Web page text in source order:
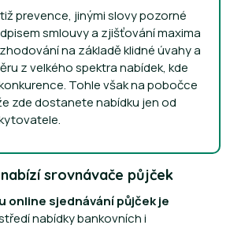
prevence, jinými slovy pozorné
smlouvy a zjišťování maxima
na základě klidné úvahy a
z velkého spektra nabídek, kde
Tohle však na pobočce
zde dostanete nabídku jen od
srovnávače půjček
online sjednávání půjček je
nabídky bankovních i